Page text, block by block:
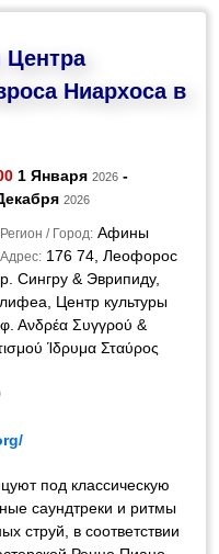
Ниархоса в
1 Января2026 -
2026
Регион / Город: Афины
Адрес: 176 74, Леофорос
Сингру & Эврипиду,
Центр культуры
Ανδρέα Συγγρού &
Ίδρυμα Σταύρος
под классическую
саундтреки и ритмы
струй, в соответствии